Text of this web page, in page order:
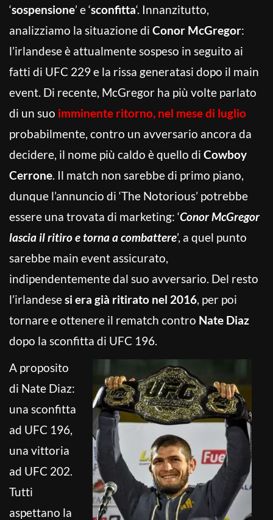
‘sospensione’ e ‘sconfitta‘. Innanzitutto,
analizziamo la situazione di Conor McGregor:
l’irlandese è attualmente sospeso in seguito ai
fatti di UFC 229 e la rissa generatasi dopo il main
event. Di recente, McGregor ha più volte parlato
di un suo imminente ritorno, nel mese di luglio
probabilmente, contro un avversario ancora da
decidere, il nome più caldo è quello di Cowboy
Cerrone. Il match non sarebbe di primo piano,
dunque l’annuncio di ‘The Notorious’ potrebbe
essere una trovata di marketing: ‘Conor McGregor
lascia il ritiro e torna a combattere’, a quel punto
sarebbe main event assicurato,
indipendentemente dal suo avversario. Del resto
l’irlandesesi era già ritirato nel 2016, per poi
tornare e ottenere il rematch contro Nate Diaz
dopo la sconfitta di UFC 196.
A proposito
di Nate Diaz:
una sconfitta
ad UFC 196,
una vittoria
ad UFC 202.
Tutti
aspettano la